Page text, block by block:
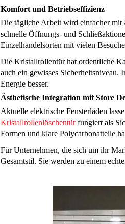
Komfort und Betriebseffizienz
Die tägliche Arbeit wird einfacher mit
schnelle Öffnungs- und
Einzelhandelsorten mit vielen
Die Kristallrollentür hat ordentliche
auch ein gewisses Sicherheitsniveau.
Energie besser.
Ästhetische Integration mit Store
Aktuelle elektrische Fensterläden
Kristallrollenlöschentürfungiert als
Formen und klare Polycarbonatteile
Für Unternehmen, die sich um ihr
Gesamtstil. Sie werden zu einem